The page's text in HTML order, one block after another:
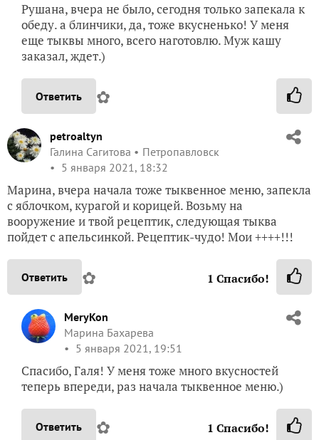
Рушана, вчера не было, сегодня только запекала к
обеду. а блинчики, да, тоже вкусненько! У меня
еще тыквы много, всего наготовлю. Муж кашу
заказал, ждет.)
Ответить ✿
petroaltyn
Галина Сагитова
Петропавловск
5 января 2021, 18:32
Марина, вчера начала тоже тыквенное меню, запекла
с яблочком, курагой и корицей. Возьму на
вооружение и твой рецептик, следующая тыква
пойдет с апельсинкой. Рецептик-чудо! Мои ++++!!!
Ответить ✿ 1 Спасибо!
MeryKon
Марина Бахарева
5 января 2021, 19:51
Спасибо, Галя! У меня тоже много вкусностей
теперь впереди, раз начала тыквенное меню.)
Ответить ✿ 1 Спасибо!